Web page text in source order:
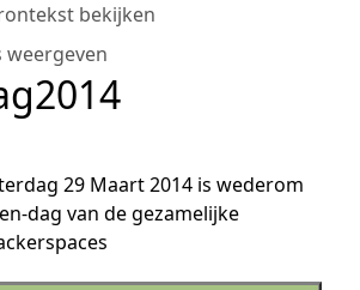
bekijken
weergeven
29 Maart 2014 is wederom
dag van de gezamelijke